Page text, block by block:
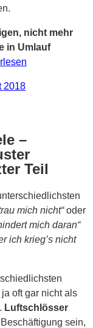
nicht mehr
in Umlauf
2018
–
Teil
mich nicht“oder
mich daran“
ich krieg’s nicht
oft gar nicht als
Luftschlösser
sein,